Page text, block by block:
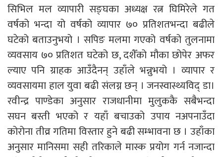
सिभिल मल व्यापारी सङ्घका अध्यक्ष रत्न घिमिरेले गत
वर्षको भन्दा यो वर्षको व्यापार ७० प्रतिशतभन्दा बढीले
घटेको बताउनुभयो । सपिङ मलमा गएको वर्षको तुलनामा
व्यवसाय ७० प्रतिशत घटेको छ, दशैँको मौका छोपेर अफर
ल्याए पनि ग्राहक आउँदैनन् उहाँले भन्नुभयो । व्यापार र
व्यवसायमा हाल युवा बढी संलग्न छन् । जनस्वास्थ्यविद् डा।
रवीन्द्र पाण्डेका अनुसार राजधानीमा मुलुककै सबैभन्दा
सघन बस्ती भएको र यहाँ बचाउको उपाय नअपनाउँदा
कोरोना तीव्र गतिमा विस्तार हुने बढी सम्भावना छ । उहाँका
अनुसार मानिसमा सही तरिकाले मास्क प्रयोग गर्न नजान्दा